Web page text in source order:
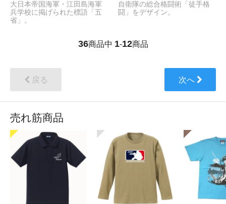
大日本帝国海軍・江田島海軍
兵学校に掲げられた標語「五
省」。
自衛隊の総合格闘術「徒手格
闘」をデザイン。
36商品中 1-12商品
戻る 次へ
売れ筋商品